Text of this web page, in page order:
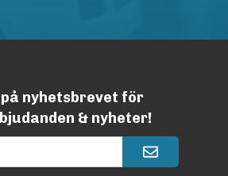
nyhetsbrevet för
& nyheter!